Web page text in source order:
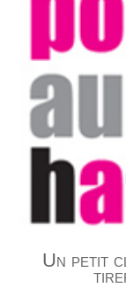
Un petit